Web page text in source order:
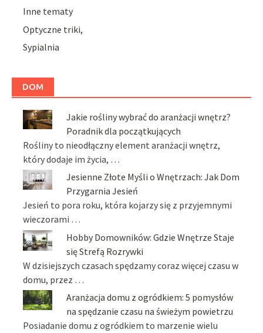
Inne tematy
Optyczne triki,
Sypialnia
DOM
Jakie rośliny wybrać do aranżacji wnętrz?
Poradnik dla początkujących
Rośliny to nieodłączny element aranżacji wnętrz,
który dodaje im życia, …
Jesienne Złote Myśli o Wnętrzach: Jak Dom
Przygarnia Jesień
Jesień to pora roku, która kojarzy się z przyjemnymi
wieczorami …
Hobby Domowników: Gdzie Wnętrze Staje
się Strefą Rozrywki
W dzisiejszych czasach spędzamy coraz więcej czasu w
domu, przez …
Aranżacja domu z ogródkiem: 5 pomysłów
na spędzanie czasu na świeżym powietrzu
Posiadanie domu z ogródkiem to marzenie wielu